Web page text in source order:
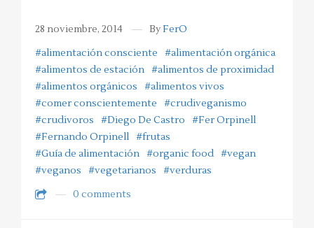
28 noviembre, 2014 ByFerO
#alimentación consciente
#alimentación orgánica
#alimentos de estación #alimentos de proximidad
#alimentos orgánicos
#alimentos vivos
#comer conscientemente
#crudiveganismo
#crudivoros
#Diego De Castro
#Fer Orpinell
#Fernando Orpinell #frutas
#Guía de alimentación #organic food #vegan
#veganos
#vegetarianos
#verduras
0 comments